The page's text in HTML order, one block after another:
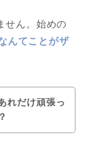
せん。始めの
んてことがザ
れだけ頑張っ